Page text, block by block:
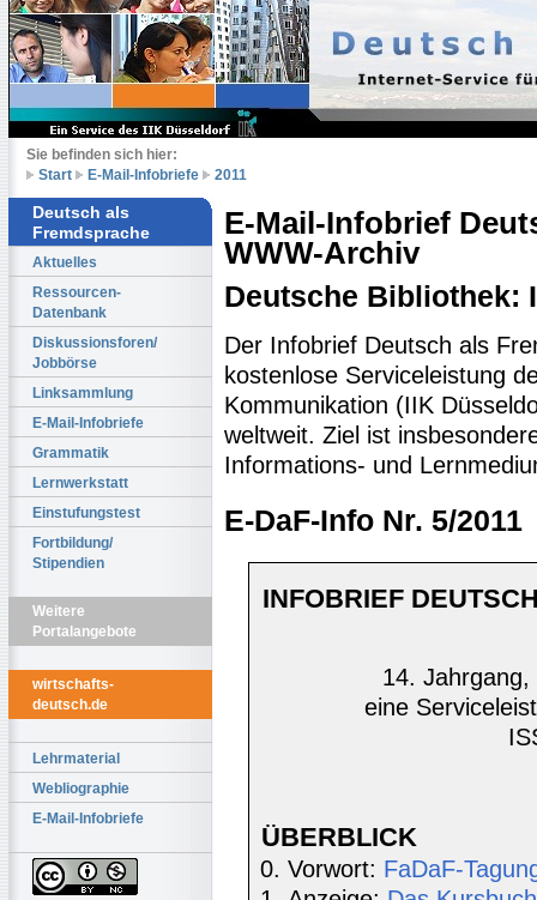
Sie befinden sich hier:
Start
E-Mail-Infobriefe 2011
Deutsch als
Fremdsprache
Aktuelles
Ressourcen-
Datenbank
Diskussionsforen/
Jobbörse
Linksammlung
E-Mail-Infobriefe
Grammatik
Lernwerkstatt
Einstufungstest
Fortbildung/
Stipendien
Weitere
Portalangebote
wirtschafts-
deutsch.de
Lehrmaterial
Webliographie
E-Mail-Infobriefe
E-Mail-Infobrief
WWW-Archiv
Deutsche Bibliothek:
Der Infobrief Deutsch als
kostenlose Serviceleistung
Kommunikation (IIK
weltweit. Ziel ist
Informations- und
E-DaF-Info Nr. 5/2011
INFOBRIEF
14.
eine
ÜBERBLICK
Vorwort: FaDaF-